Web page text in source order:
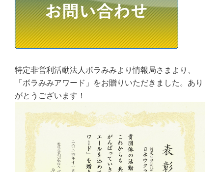
特定非営利活動法人ボラみみより情報局さまより、
「ボラみみアワード」をお贈りいただきました。あり
がとうございます！